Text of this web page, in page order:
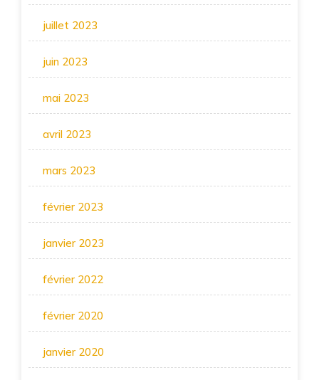
juillet 2023
juin 2023
mai 2023
avril 2023
mars 2023
février 2023
janvier 2023
février 2022
février 2020
janvier 2020